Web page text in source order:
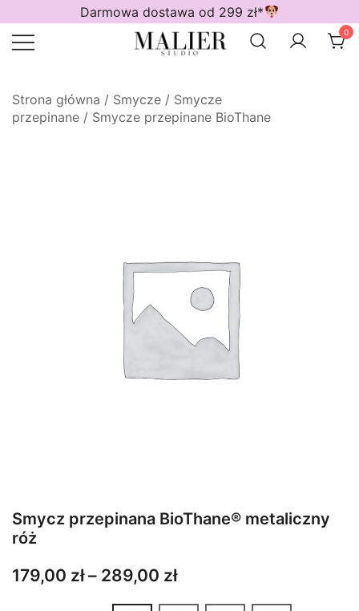
do
treści
Darmowa dostawa od 299 zł*
0
Strona główna / Smycze / Smycze
przepinane / Smycze przepinane BioThane
Smycz przepinana BioThane® metaliczny
róż
179,00 zł – 289,00 złZakres
cen: